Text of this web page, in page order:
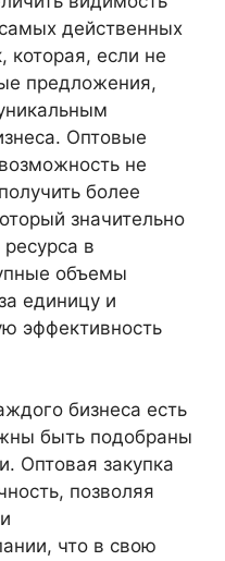
действенных
которая, если не
предложения,
Оптовые
не
более
значительно
в
объемы
единицу и
эффективность
бизнеса есть
быть подобраны
Оптовая закупка
позволяя
что в свою